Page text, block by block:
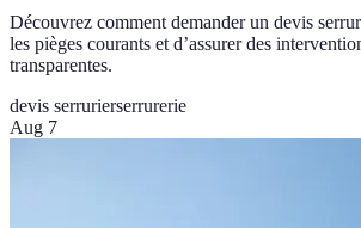
Découvrez comment demander un devis
les pièges courants et d’assurer des
transparentes.
devis serrurierserrurerie
Aug 7